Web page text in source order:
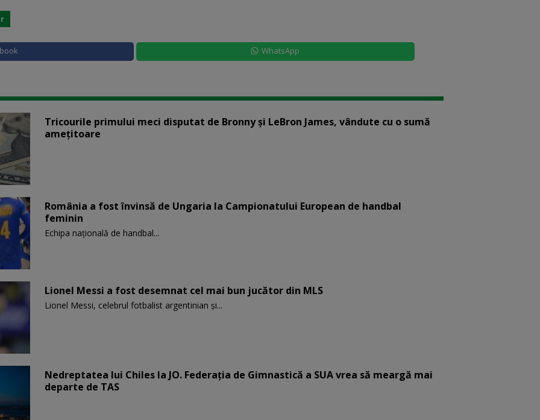
WhatsApp
Tricourile primului meci disputat de Bronny şi LeBron James, vândute cu o sumă
amețitoare
România a fost învinsă de Ungaria la Campionatului European de handbal
feminin
Echipa națională de handbal...
Lionel Messi a fost desemnat cel mai bun jucător din MLS
Lionel Messi, celebrul fotbalist argentinian și...
Nedreptatea lui Chiles la JO. Federația de Gimnastică a SUA vrea să meargă mai
departe de TAS